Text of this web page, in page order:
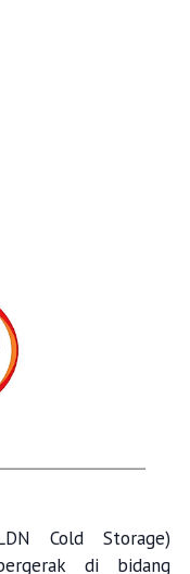
Cold Storage)
di bidang